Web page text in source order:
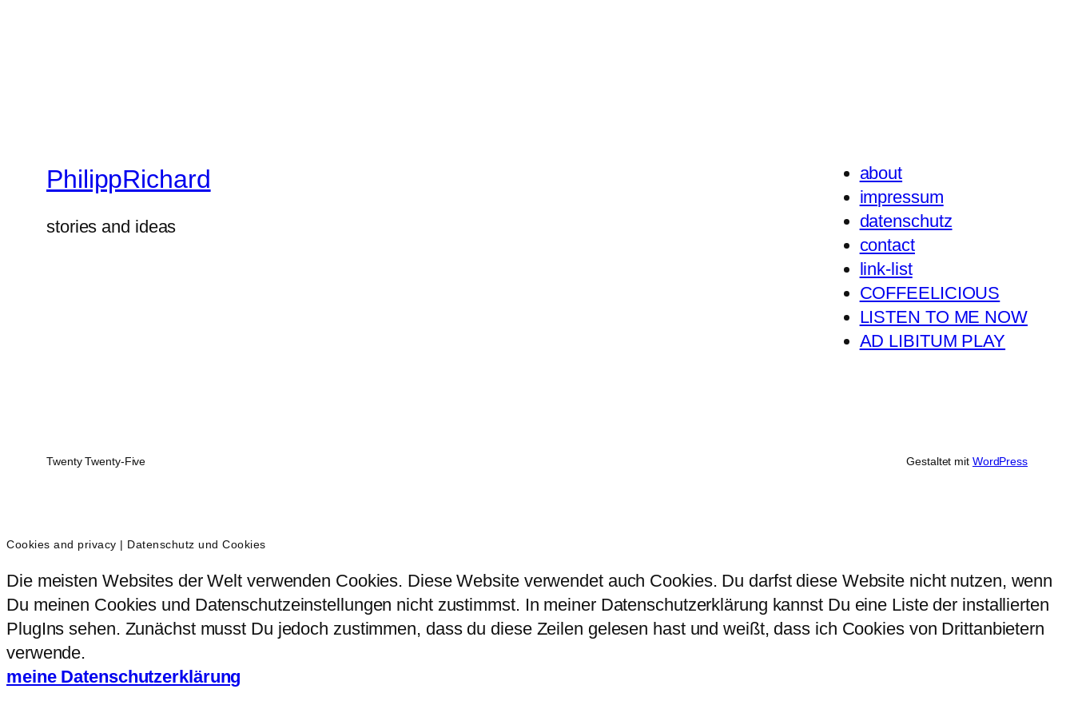
PhilippRichard
stories and ideas
about
impressum
datenschutz
contact
link-list
COFFEELICIOUS
LISTEN TO ME NOW
AD LIBITUM PLAY
Twenty Twenty-Five Gestaltet mit WordPress
Cookies and privacy | Datenschutz und Cookies
Die meisten Websites der Welt verwenden Cookies. Diese Website verwendet auch Cookies. Du darfst diese Website nicht nutzen, wenn
Du meinen Cookies und Datenschutzeinstellungen nicht zustimmst. In meiner Datenschutzerklärung kannst Du eine Liste der installierten
PlugIns sehen. Zunächst musst Du jedoch zustimmen, dass du diese Zeilen gelesen hast und weißt, dass ich Cookies von Drittanbietern
verwende.
meine Datenschutzerklärung